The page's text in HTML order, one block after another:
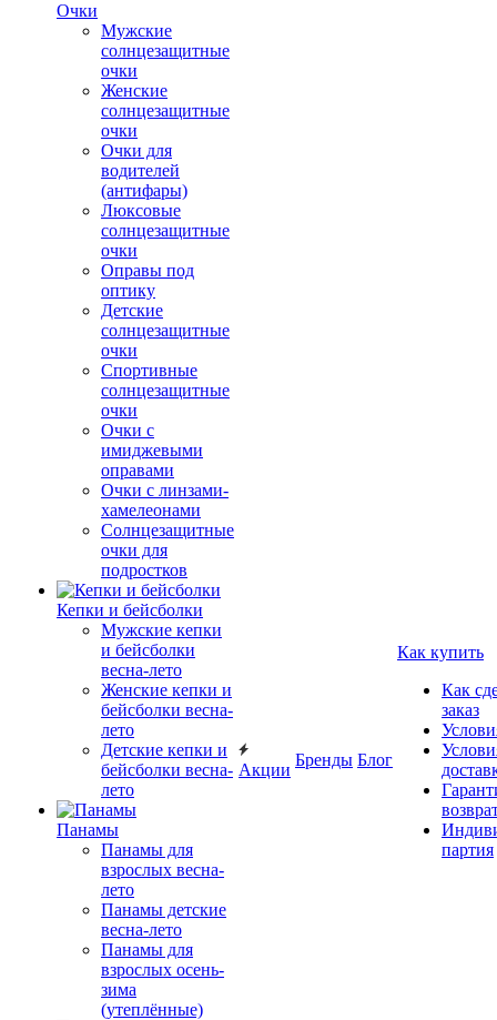
Очки
Мужские
солнцезащитные
очки
Женские
солнцезащитные
очки
Очки для
водителей
(антифары)
Люксовые
солнцезащитные
очки
Оправы под
оптику
Детские
солнцезащитные
очки
Спортивные
солнцезащитные
очки
Очки с
имиджевыми
оправами
Очки с линзами-
хамелеонами
Солнцезащитные
очки для
подростков
Кепки и бейсболки
Мужские кепки
и бейсболки
весна-лето
Женские кепки и
бейсболки весна-
лето
Детские кепки и
бейсболки весна-
лето
Панамы
Панамы для
взрослых весна-
лето
Панамы детские
весна-лето
Панамы для
взрослых осень-
зима
(утеплённые)
Акции
Бренды Блог
Как купить
Как
заказ
партия